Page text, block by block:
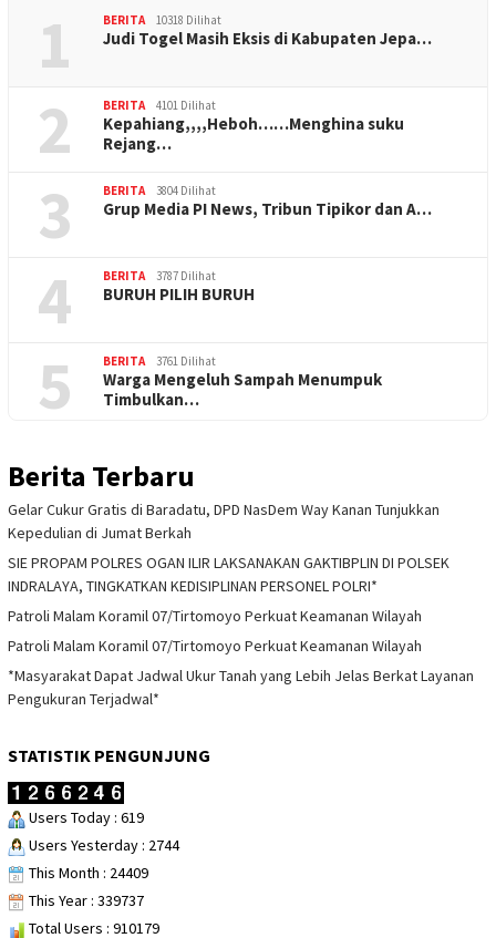
1 BERITA 10318 Dilihat
Judi Togel Masih Eksis di Kabupaten Jepa…
2 BERITA 4101 Dilihat
Kepahiang,,,,Heboh……Menghina suku
Rejang…
3 BERITA 3804 Dilihat
Grup Media PI News, Tribun Tipikor dan A…
4 BERITA 3787 Dilihat
BURUH PILIH BURUH
5 BERITA 3761 Dilihat
Warga Mengeluh Sampah Menumpuk
Timbulkan…
Berita Terbaru
Gelar Cukur Gratis di Baradatu, DPD NasDem Way Kanan Tunjukkan
Kepedulian di Jumat Berkah
SIE PROPAM POLRES OGAN ILIR LAKSANAKAN GAKTIBPLIN DI POLSEK
INDRALAYA, TINGKATKAN KEDISIPLINAN PERSONEL POLRI*
Patroli Malam Koramil 07/Tirtomoyo Perkuat Keamanan Wilayah
Patroli Malam Koramil 07/Tirtomoyo Perkuat Keamanan Wilayah
*Masyarakat Dapat Jadwal Ukur Tanah yang Lebih Jelas Berkat Layanan
Pengukuran Terjadwal*
STATISTIK PENGUNJUNG
Users Today : 619
Users Yesterday : 2744
This Month : 24409
This Year : 339737
Total Users : 910179